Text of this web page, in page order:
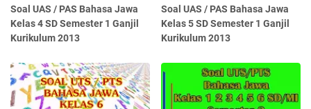
Soal UAS / PAS Bahasa Jawa
Kelas 4 SD Semester 1 Ganjil
Kurikulum 2013
Soal UAS / PAS Bahasa Jawa
Kelas 5 SD Semester 1 Ganjil
Kurikulum 2013